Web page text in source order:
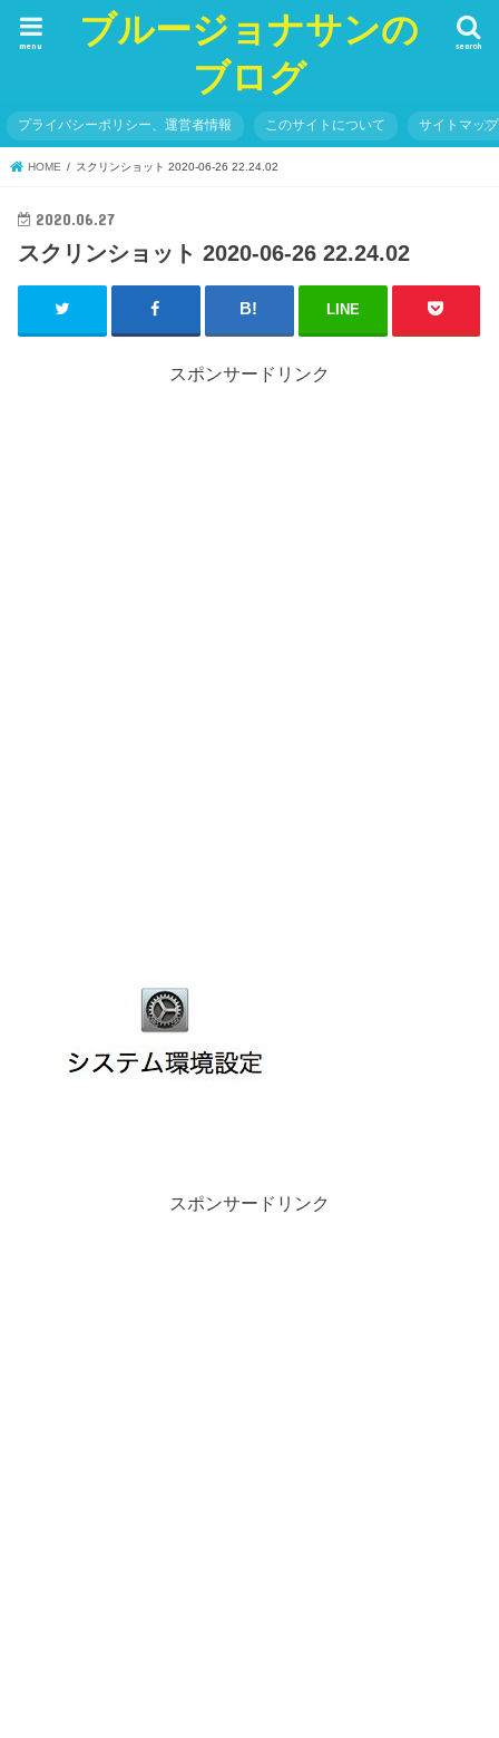
ブルージョナサンの
ブログ
search
menu
プライバシーポリシー、運営者情報 このサイトについて サイトマップ
HOME スクリンショット 2020-06-26 22.24.02
2020.06.27
スクリンショット 2020-06-26 22.24.02
LINE
スポンサードリンク
スポンサードリンク